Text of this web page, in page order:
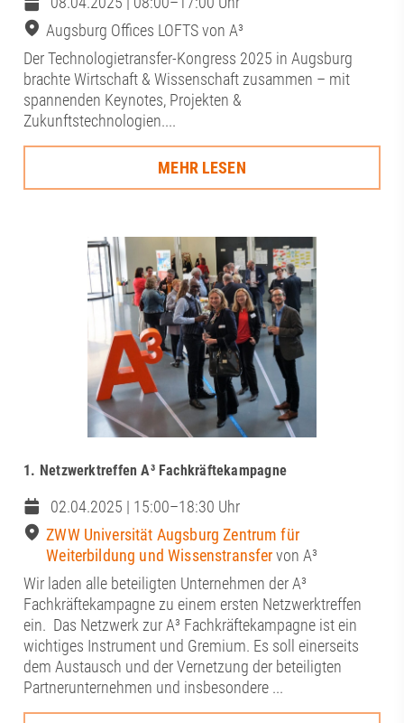
Augsburg Offices LOFTS von A³
Der Technologietransfer-Kongress 2025 in Augsburg
brachte Wirtschaft & Wissenschaft zusammen – mit
spannenden Keynotes, Projekten &
Zukunftstechnologien....
MEHR LESEN
1. Netzwerktreffen A³ Fachkräftekampagne
02.04.2025 | 15:00–18:30 Uhr
ZWW Universität Augsburg Zentrum für
Weiterbildung und Wissenstransfervon A³
Wir laden alle beteiligten Unternehmen der A³
Fachkräftekampagne zu einem ersten Netzwerktreffen
ein. Das Netzwerk zur A³ Fachkräftekampagne ist ein
wichtiges Instrument und Gremium. Es soll einerseits
dem Austausch und der Vernetzung der beteiligten
Partnerunternehmen und insbesondere ...